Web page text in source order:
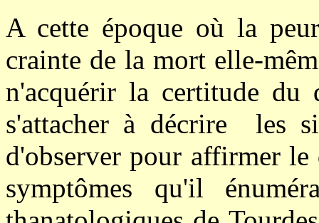
A cette époque où la
crainte de la mort elle-
n'acquérir la certitude du
s'attacher à décrire les
d'observer pour affirmer
symptômes qu'il